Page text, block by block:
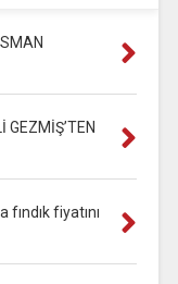
GEZMİŞ’TEN
fiyatını